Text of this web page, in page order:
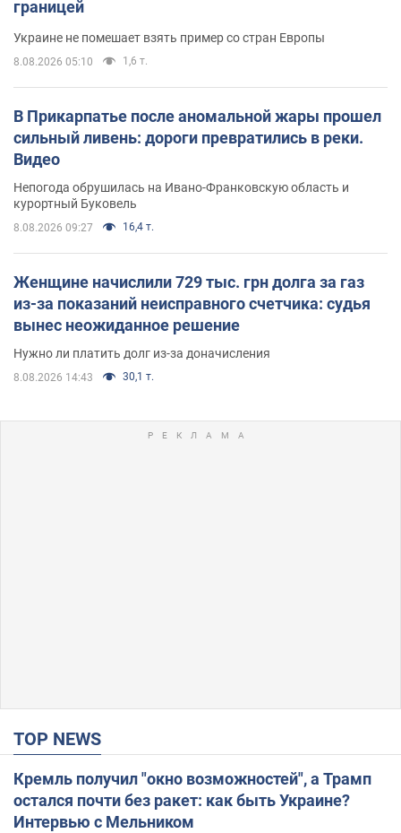
границей
Украине не помешает взять пример со стран Европы
8.08.2026 05:10 1,6 т.
В Прикарпатье после аномальной жары прошел
сильный ливень: дороги превратились в реки.
Видео
Непогода обрушилась на Ивано-Франковскую область и
курортный Буковель
8.08.2026 09:27 16,4 т.
Женщине начислили 729 тыс. грн долга за газ
из-за показаний неисправного счетчика: судья
вынес неожиданное решение
Нужно ли платить долг из-за доначисления
8.08.2026 14:43 30,1 т.
TOP NEWS
Кремль получил "окно возможностей", а Трамп
остался почти без ракет: как быть Украине?
Интервью с Мельником